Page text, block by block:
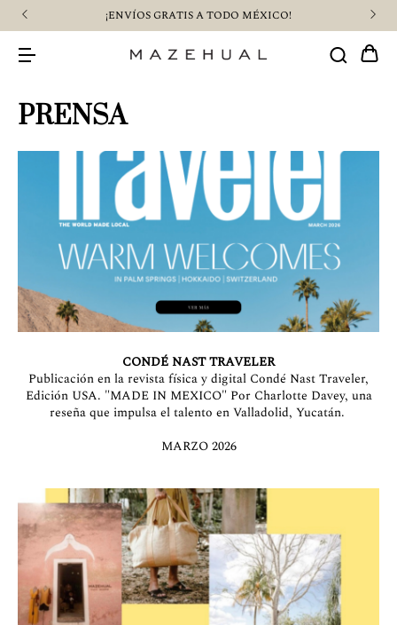
¡$500 PESOS DE CASHBACK COMPRANDO CON SLANA!
PRENSA
CONDÉ NAST TRAVELER
Publicación en la revista física y digital Condé Nast Traveler,
Edición USA. "MADE IN MEXICO" Por Charlotte Davey, una
reseña que impulsa el talento en Valladolid, Yucatán.
MARZO 2026